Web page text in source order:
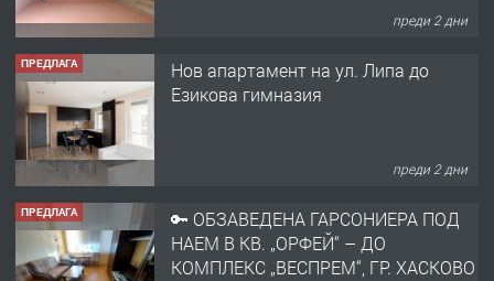
преди 2 дни
ПРЕДЛАГА
Нов апартамент на ул. Липа до
Езикова гимназия
преди 2 дни
ПРЕДЛАГА
🔑 ОБЗАВЕДЕНА ГАРСОНИЕРА ПОД
НАЕМ В КВ. „ОРФЕЙ“ – ДО
КОМПЛЕКС „ВЕСПРЕМ“, ГР. ХАСКОВО